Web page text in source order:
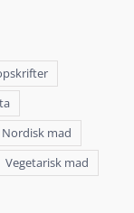
Nordisk mad
Vegetarisk mad